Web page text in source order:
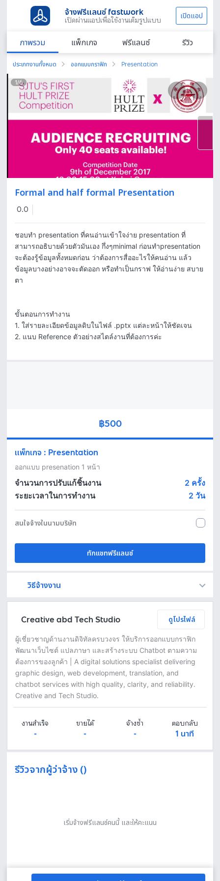
จ้างฟรีแลนซ์ fastwork
เปิดผ่านแอปเพื่อใช้งานเต็มรูปแบบ เปิดแอป
ภาพรวม แพ็กเกจ ฟรีแลนซ์ รีวิว
ประเภทงานทั้งหมด ออกแบบกราฟิก Presentation
1/6
Formal and half formal Presentation
0.0
ชอบทำ presentation ที่คนอ่านเข้าใจง่าย presentation ที่
สามารถอธิบายด้วยตัวมันเอง กึ่งๆminimal ก่อนทำpresentation
จะต้องรู้ข้อมูลทั้งหมดก่อน ว่าต้องการสื่ออะไรให้คนอ่าน แล้ว
ข้อมูลบางอย่างอาจจะตัดออก หรือทำเป็นกราฟ ให้อ่านง่าย สบาย
ตา
ขั้นตอนการทำงาน
1. ใส่รายละเอียดข้อมูลดิบในไฟล์ .pptx แต่ละหน้าให้ชัดเจน
2. แนบ Reference ตัวอย่างสไตล์งานที่ต้องการค่ะ
฿500
แพ็กเกจ : Presentation
ออกแบบ presenation 1 หน้า
จำนวนการปรับแก้ชิ้นงาน
2 ครั้ง
ระยะเวลาในการทำงาน
2 วัน
สนใจจ้างในนามบริษัท
ทักแชทฟรีแลนซ์
วิธีจ้างงาน
Creative abd Tech Studio ดูโปรไฟล์
ผู้เชี่ยวชาญด้านงานดิจิทัลครบวงจร ให้บริการออกแบบกราฟิก
พัฒนาเว็บไซต์ แปลภาษา และสร้างระบบ Chatbot ตามความ
ต้องการของลูกค้า | A digital solutions specialist delivering
graphic design, web development, translation, and
chatbot services with high quality, clarity, and reliability.
Creative and Tech Studio.
งานสำเร็จ
-
ขายได้
-
จ้างซ้ำ
-
ตอบกลับ
1 นาที
รีวิวจากผู้ว่าจ้าง ()
เริ่มจ้างฟรีแลนซ์คนนี้ และให้คะแนน